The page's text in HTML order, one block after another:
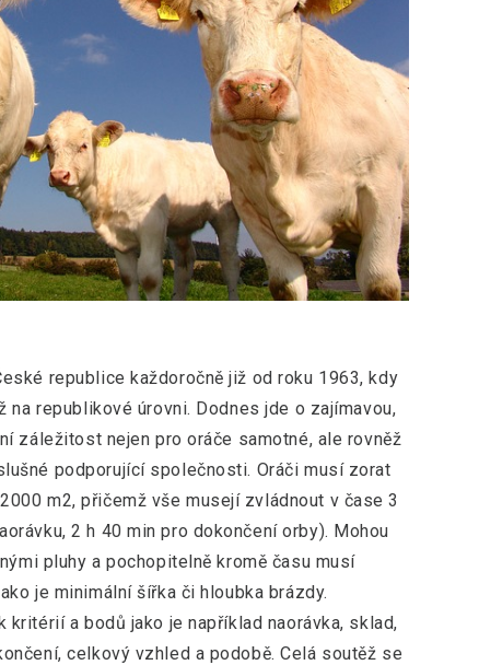
republice každoročně již od roku 1963, kdy
republikové úrovni. Dodnes jde o zajímavou,
záležitost nejen pro oráče samotné, ale rovněž
podporující společnosti. Oráči musí zorat
m2, přičemž vše musejí zvládnout v čase 3
2 h 40 min pro dokončení orby). Mohou
pluhy a pochopitelně kromě času musí
je minimální šířka či hloubka brázdy.
kritérií a bodů jako je například naorávka, sklad,
celkový vzhled a podobě. Celá soutěž se